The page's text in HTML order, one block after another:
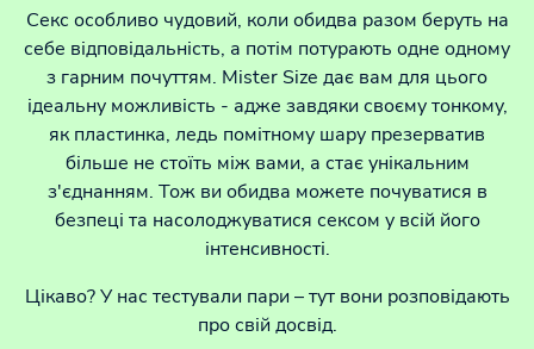
Секс особливо чудовий, коли обидва разом беруть на
себе відповідальність, а потім потурають одне одному
з гарним почуттям. Mister Size дає вам для цього
ідеальну можливість - адже завдяки своєму тонкому,
як пластинка, ледь помітному шару презерватив
більше не стоїть між вами, а стає унікальним
з'єднанням. Тож ви обидва можете почуватися в
безпеці та насолоджуватися сексом у всій його
інтенсивності.
Цікаво? У нас тестували пари – тут вони розповідають
про свій досвід.